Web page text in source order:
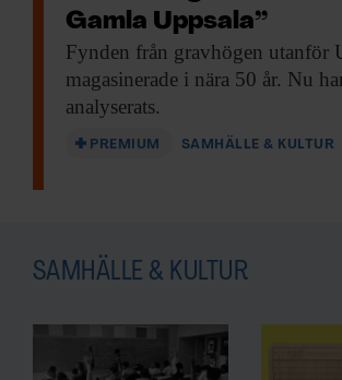
Gamla Uppsala”
Fynden från gravhögen utanför
magasinerade i nära 50 år. Nu
analyserats.
PREMIUM SAMHÄLLE & KULTUR
SAMHÄLLE & KULTUR